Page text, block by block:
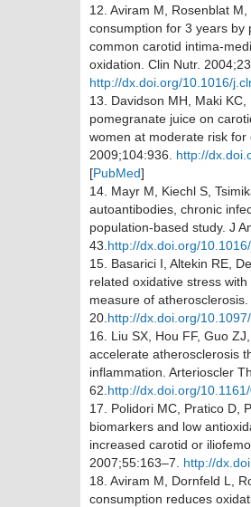
12. Aviram M, Rosenblat
consumption for 3 years by
common carotid intima-
oxidation. Clin Nutr. 2004;23
http://dx.doi.org/10.1016/
13. Davidson MH, Maki
pomegranate juice on
women at moderate risk
2009;104:936. http://
[PubMed]
14. Mayr M, Kiechl S,
autoantibodies, chronic
population-based study. J
43. http://dx.doi.org/
15. Basarici I, Altekin RE,
related oxidative stress
measure of atherosclerosis.
20. http://dx.doi.org/
16. Liu SX, Hou FF, Guo
accelerate atherosclerosis
inflammation. Arterioscler
62. http://dx.doi.org/
17. Polidori MC, Pratico D,
biomarkers and low
increased carotid or
2007;55:163–7. http://
18. Aviram M, Dornfeld L,
consumption reduces